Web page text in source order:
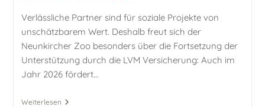
Verlässliche Partner sind für soziale Projekte von
unschätzbarem Wert. Deshalb freut sich der
Neunkircher Zoo besonders über die Fortsetzung der
Unterstützung durch die LVM Versicherung: Auch im
Jahr 2026 fördert…
Weiterlesen